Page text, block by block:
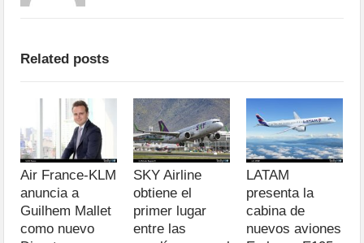
Related posts
Air France-KLM
anuncia a
Guilhem Mallet
como nuevo
SKY Airline
obtiene el
primer lugar
entre las
LATAM
presenta la
cabina de
nuevos aviones